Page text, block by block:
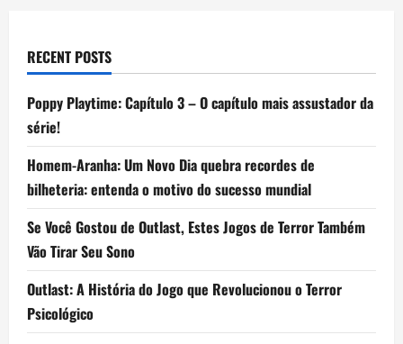
RECENT POSTS
Poppy Playtime: Capítulo 3 – O capítulo mais assustador da
série!
Homem-Aranha: Um Novo Dia quebra recordes de
bilheteria: entenda o motivo do sucesso mundial
Se Você Gostou de Outlast, Estes Jogos de Terror Também
Vão Tirar Seu Sono
Outlast: A História do Jogo que Revolucionou o Terror
Psicológico